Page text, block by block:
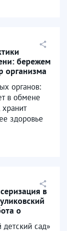
бережем
организма
органов:
в обмене
здоровье
в
о
сад»